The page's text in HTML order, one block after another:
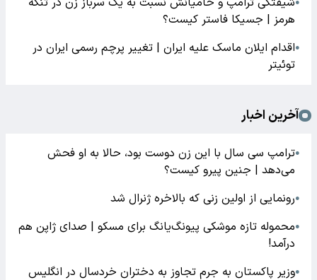
هرمز | جسیکا فاستر کیست؟
●اقدام ایلان ماسک علیه ایران | تغییر پرچم رسمی ایران در
توئیتر
آخرین اخبار
●ترامپ سی سال با این زن دوست بود، حالا به او فحش
می‌دهد | جنین پیرو کیست؟
●رونمایی از اولین زنی که بالاخره ژنرال شد
●محموله تازه موشکی پیونگ‌یانگ برای مسکو | صدای ژاپن هم
درآمد!
●وزیر پاکستان به جرم تجاوز به دختران خردسال در انگلیس